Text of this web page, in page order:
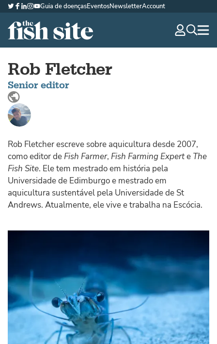
The Fish Site Brasil
Twitter
Facebook
LinkedIn
Instagram
YouTube
Guia de doençasEventosNewsletterAccount
Rob Fletcher
Senior editor
www.linkedin.com
Rob Fletcher escreve sobre aquicultura desde 2007,
como editor de Fish Farmer, Fish Farming Experte The
Fish Site. Ele tem mestrado em história pela
Universidade de Edimburgo e mestrado em
aquicultura sustentável pela Universidade de St
Andrews. Atualmente, ele vive e trabalha na Escócia.